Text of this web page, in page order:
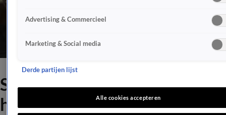
Sander over relatie Erica: we
hadden wél verkering
Advertising & Commercieel
Marketing & Social media
Derde partijen lijst
Alle cookies accepteren